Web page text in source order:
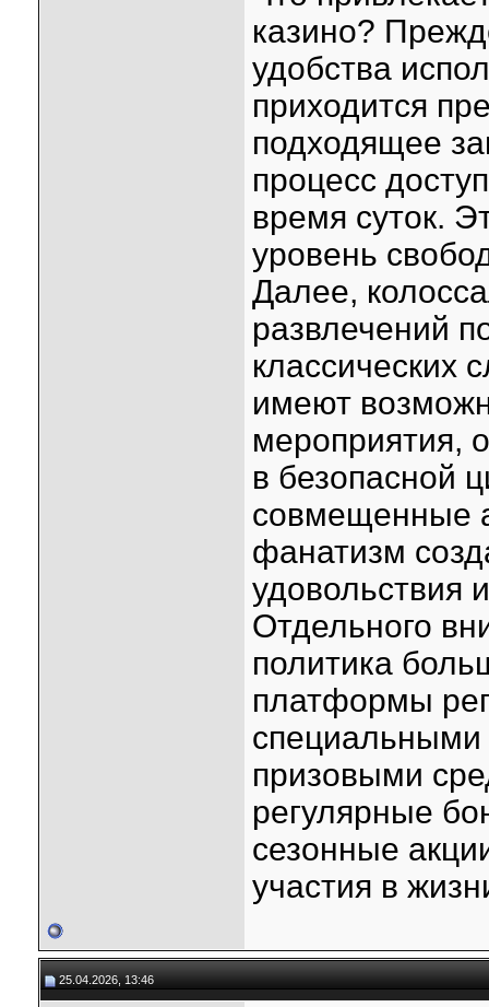
казино?
удобства
приходится
подходящее
процесс
время суток.
уровень
Далее,
развлечений
классических
имеют
мероприятия,
в безопасной
совмещенные
фанатизм
удовольствия
Отдельного
политика
платформы
призовыми
регулярные
сезонные
участия в
25.04.2026, 13:46